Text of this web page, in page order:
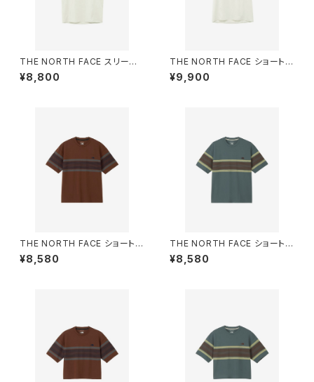
THE NORTH FACE スリーブ
レスドライドットライトクルー（メ
ンズ）グレイッシュホワイト
¥8,800
THE NORTH FACE ショートス
リーブドライドットライトクルー
（メンズ）グレイッシュホワイト
¥9,900
THE NORTH FACE ショートス
リーブフリーランパネルボーダ
ークルー（メンズ） エンバーソイ
¥8,580
THE NORTH FACE ショートス
リーブフリーランパネルボーダ
ークルー（メンズ） スレートグレ
¥8,580